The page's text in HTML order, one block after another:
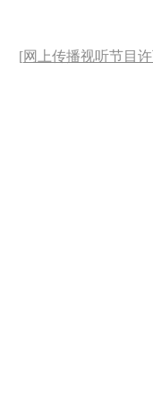
[网上传播视听节目许